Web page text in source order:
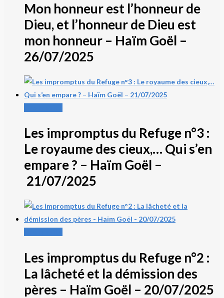
Mon honneur est l’honneur de
Dieu, et l’honneur de Dieu est
mon honneur – Haïm Goël –
26/07/2025
Les impromptus du Refuge n°3 :
Le royaume des cieux,… Qui s’en
empare ? – Haïm Goël –
21/07/2025
Les impromptus du Refuge n°2 :
La lâcheté et la démission des
pères – Haïm Goël – 20/07/2025